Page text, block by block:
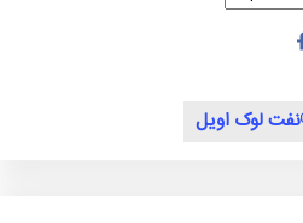
نفت لوک اویل